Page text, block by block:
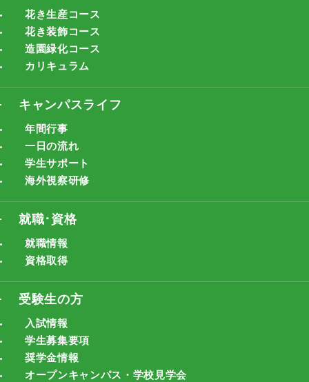
花き生産コース
花き装飾コース
造園緑化コース
カリキュラム
キャンパスライフ
年間行事
一日の流れ
学生サポート
海外視察研修
就職･資格
就職情報
資格取得
受験生の方
入試情報
学生募集要項
奨学金情報
オープンキャンパス・学校見学会